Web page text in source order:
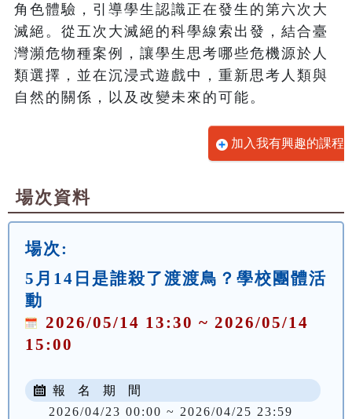
角色體驗，引導學生認識正在發生的第六次大
滅絕。從五次大滅絕的科學線索出發，結合臺
灣瀕危物種案例，讓學生思考哪些危機源於人
類選擇，並在沉浸式遊戲中，重新思考人類與
自然的關係，以及改變未來的可能。
加入我有興趣的課程
場次資料
場次:
5月14日是誰殺了渡渡鳥？學校團體活
動
2026/05/14 13:30 ~ 2026/05/14
15:00
報 名 期 間
2026/04/23 00:00 ~ 2026/04/25 23:59